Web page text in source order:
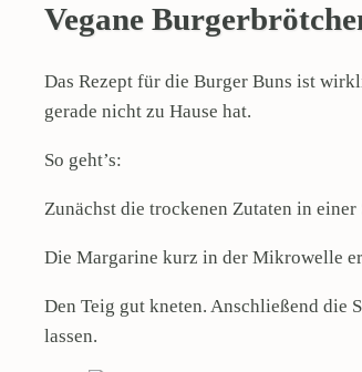
Vegane
Das Rezept für die Burger Buns ist
gerade nicht zu Hause hat.
So geht’s:
Zunächst die trockenen Zutaten in einer
Die Margarine kurz in der Mikrowelle
Den Teig gut kneten. Anschließend die
lassen.